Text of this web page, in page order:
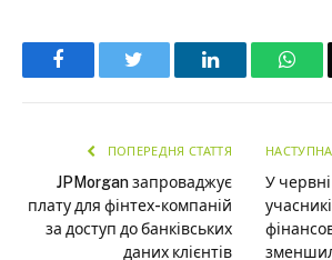
Facebook LinkedIn
ПОПЕРЕДНЯ СТАТТЯ
JPMorgan запроваджує
плату для фінтех-компаній
за доступ до банківських
даних клієнтів
НАСТУПНА
У червні